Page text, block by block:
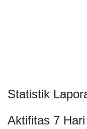
Statistik
Aktifitas 7